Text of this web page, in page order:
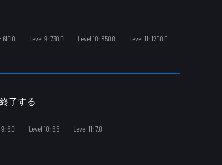
610.0 Level 9: 730.0 Level 10: 850.0
Level 11: 1200.0
了する
6.0 Level 10: 6.5
Level 11: 7.0